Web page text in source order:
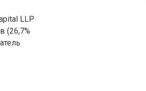
LLP
(26,7%